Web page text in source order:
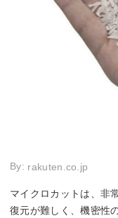
By: rakuten.co.jp
マイクロカットは、非
復元が難しく、機密性